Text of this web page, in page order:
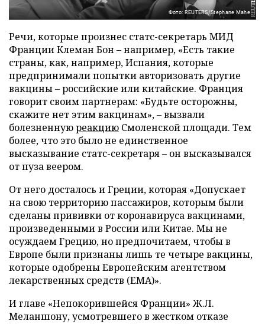
Фото: REUTERS/Stephane Mahe
Речи, которые произнес статс-секретарь МИД
Франции Клеман Бон – например, «Есть такие
страны, как, например, Испания, которые
предпринимали попытки авторизовать другие
вакцины – российские или китайские. Франция
говорит своим партнерам: «Будьте осторожны,
скажите нет этим вакцинам», – вызвали
болезненнуюреакцию Смоленской площади. Тем
более, что это было не единственное
высказывание статс-секретаря – он высказывался
от пуза веером.
От него досталось и Греции, которая «Допускает
на свою территорию пассажиров, которым были
сделаны прививки от коронавируса вакцинами,
произведенными в России или Китае. Мы не
осуждаем Грецию, но предпочитаем, чтобы в
Европе были признаны лишь те четыре вакцины,
которые одобрены Европейским агентством
лекарственных средств (ЕМА)».
И главе «Непокорившейся Франции» Ж.Л.
Меланшону, усмотревшего в жестком отказе